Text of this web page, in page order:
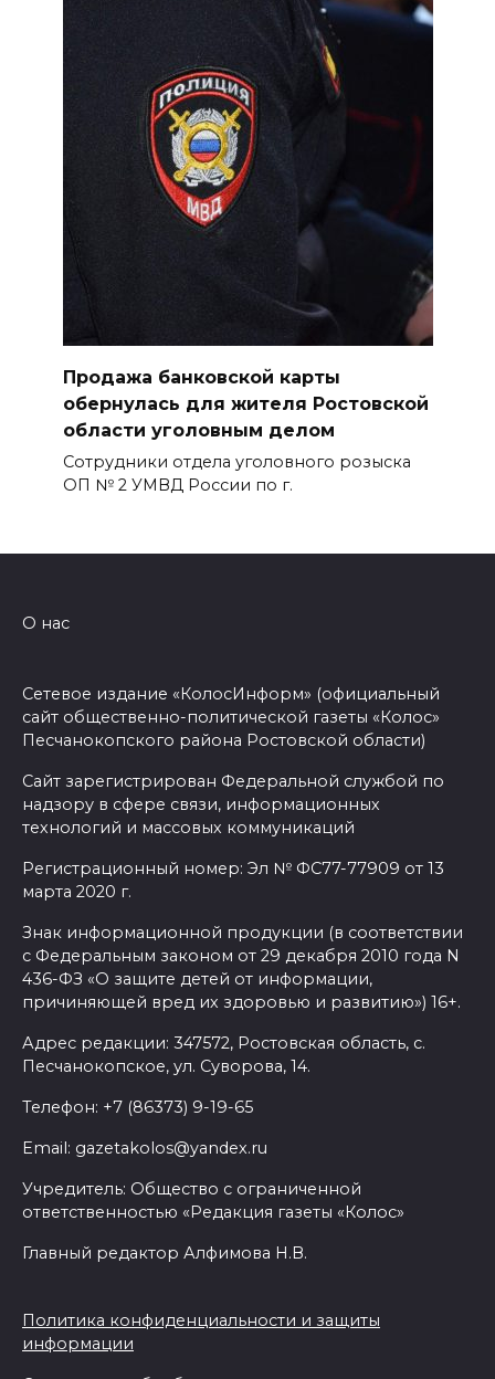
Продажа банковской карты
обернулась для жителя Ростовской
области уголовным делом
Сотрудники отдела уголовного розыска
ОП № 2 УМВД России по г.
О нас
Сетевое издание «КолосИнформ» (официальный
сайт общественно-политической газеты «Колос»
Песчанокопского района Ростовской области)
Сайт зарегистрирован Федеральной службой по
надзору в сфере связи, информационных
технологий и массовых коммуникаций
Регистрационный номер: Эл № ФС77-77909 от 13
марта 2020 г.
Знак информационной продукции (в соответствии
с Федеральным законом от 29 декабря 2010 года N
436-ФЗ «О защите детей от информации,
причиняющей вред их здоровью и развитию») 16+.
Адрес редакции: 347572, Ростовская область, с.
Песчанокопское, ул. Суворова, 14.
Телефон: +7 (86373) 9-19-65
Email: gazetakolos@yandex.ru
Учредитель: Общество с ограниченной
ответственностью «Редакция газеты «Колос»
Главный редактор Алфимова Н.В.
Политика конфиденциальности и защиты
информации